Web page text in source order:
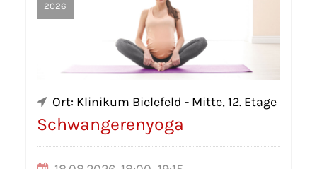
2026
Ort: Klinikum Bielefeld - Mitte, 12. Etage
Schwangerenyoga